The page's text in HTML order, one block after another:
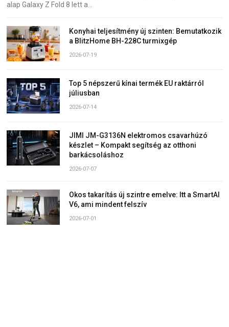
alap Galaxy Z Fold 8 lett a…
Konyhai teljesítmény új szinten: Bemutatkozik
a BlitzHome BH-228C turmixgép
2026-07-19
Top 5 népszerű kínai termék EU raktárról
júliusban
2026-07-14
JIMI JM-G3136N elektromos csavarhúzó
készlet – Kompakt segítség az otthoni
barkácsoláshoz
2026-07-07
Okos takarítás új szintre emelve: Itt a SmartAI
V6, ami mindent felszív
2026-07-01